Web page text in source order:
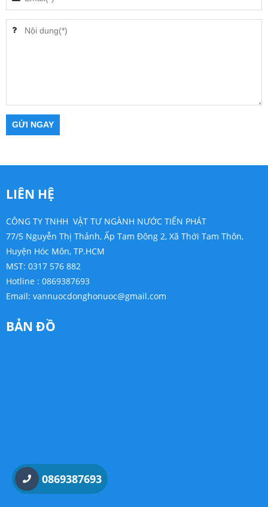
LIÊN HỆ
CÔNG TY TNHH VẬT TƯ NGÀNH NƯỚC TIẾN PHÁT
77/5 Nguyễn Thị Thảnh, Ấp Tam Đông 2, Xã Thới Tam Thôn,
Huyện Hóc Môn, TP.HCM
MST: 0317 576 882
Hotline : 0869387693
Email: vannuocdonghonuoc@gmail.com
BẢN ĐỒ
0869387693